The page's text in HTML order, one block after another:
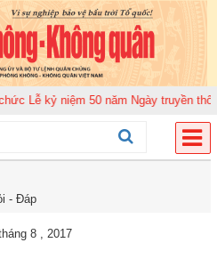
Lễ kỷ niệm 50 năm Ngày truyền thống
- Đáp
8 , 2017